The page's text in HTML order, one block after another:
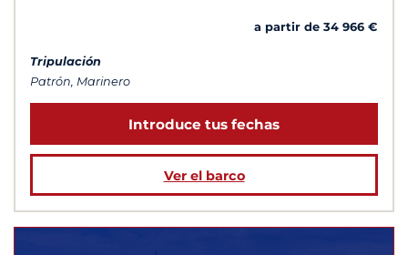
a partir de 34 966 €
Tripulación
Patrón, Marinero
Introduce tus fechas
Ver el barco